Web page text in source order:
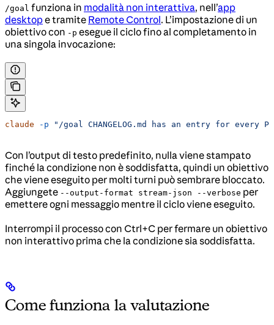
/goal funziona in modalità non interattiva, nell’app
desktope tramite Remote Control. L’impostazione di un
obiettivo con -p esegue il ciclo fino al completamento in
una singola invocazione:
claude -p "/goal CHANGELOG.md has an entry for every
Con l’output di testo predefinito, nulla viene stampato
finché la condizione non è soddisfatta, quindi un obiettivo
che viene eseguito per molti turni può sembrare bloccato.
Aggiungete --output-format stream-json --verbose per
emettere ogni messaggio mentre il ciclo viene eseguito.
Interrompi il processo con Ctrl+C per fermare un obiettivo
non interattivo prima che la condizione sia soddisfatta.
Come funziona la valutazione